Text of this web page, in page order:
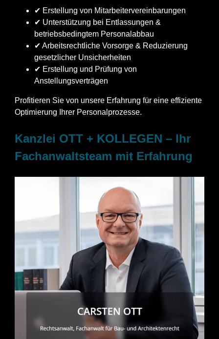
✔ Erstellung von Mitarbeitervereinbarungen
✔ Unterstützung bei Entlassungen &
betriebsbedingtem Personalabbau
✔ Arbeitsrechtliche Vorsorge & Reduzierung
gesetzlicher Unsicherheiten
✔ Erstellung und Prüfung von
Anstellungsverträgen
Profitieren Sie von unsere Erfahrung für eine effiziente
Optimierung Ihrer Personalprozesse.
Kanzlei OTT + KOLLEGEN – Ihr
Fachanwaltsteam mit Erfahrung